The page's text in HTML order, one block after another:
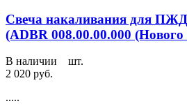
Свеча накаливания для
(ADBR 008.00.00.000 (Нового
В наличии
шт.
2 020 руб.
.....